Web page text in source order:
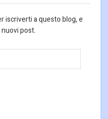
iscriverti a questo blog, e
post.